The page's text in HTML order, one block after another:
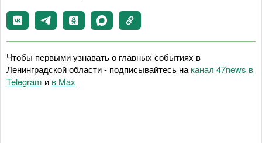
Чтобы первыми узнавать о главных событиях в
Ленинградской области - подписывайтесь на канал 47news в
Telegram и в Maх